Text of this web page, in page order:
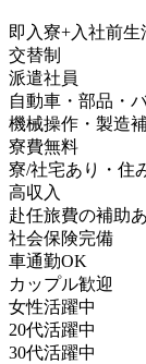
即入寮+入社前生
交替制
派遣社員
自動車・部品・
機械操作・製造
寮費無料
寮/社宅あり・住
高収入
赴任旅費の補助
社会保険完備
車通勤OK
カップル歓迎
女性活躍中
20代活躍中
30代活躍中